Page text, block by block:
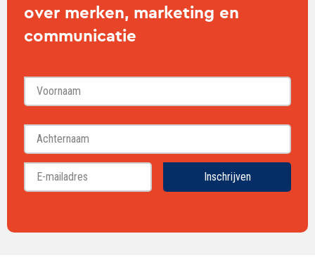
over merken, marketing en
communicatie
Voornaam
Achternaam
Inschrijven